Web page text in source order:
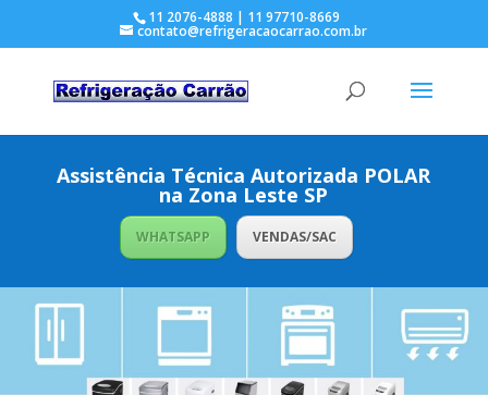
11 2076-4888 | 11 97710-8669
contato@refrigeracaocarrao.com.br
Assistência Técnica Autorizada POLAR
na Zona Leste SP
WHATSAPP VENDAS/SAC